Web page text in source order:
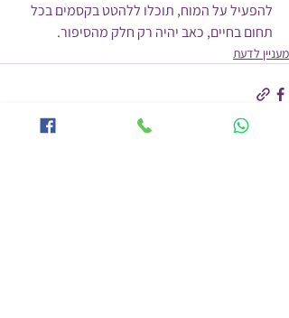
להפעיל על המוח, תוכלו ללהטט בקסמים בכל
תחום בחיים, כאב יהיה רק חלק מהסיפור.
מעניין לדעת